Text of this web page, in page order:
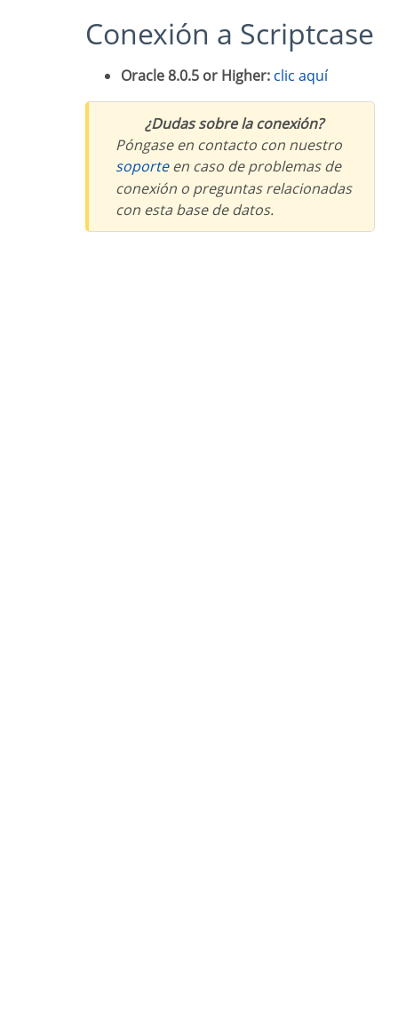
Conexión a Scriptcase
Oracle 8.0.5 or Higher: clic aquí
¿Dudas sobre la conexión?
Póngase en contacto con nuestro
soporteen caso de problemas de
conexión o preguntas relacionadas
con esta base de datos.